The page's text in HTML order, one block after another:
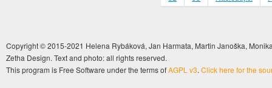
Copyright © 2015-2021 Helena Rybáková, Jan Harmata, Martin Janoška,
Zetha Design. Text and photo: all rights reserved.
This program is Free Software under the terms ofAGPL v3. Click here for the